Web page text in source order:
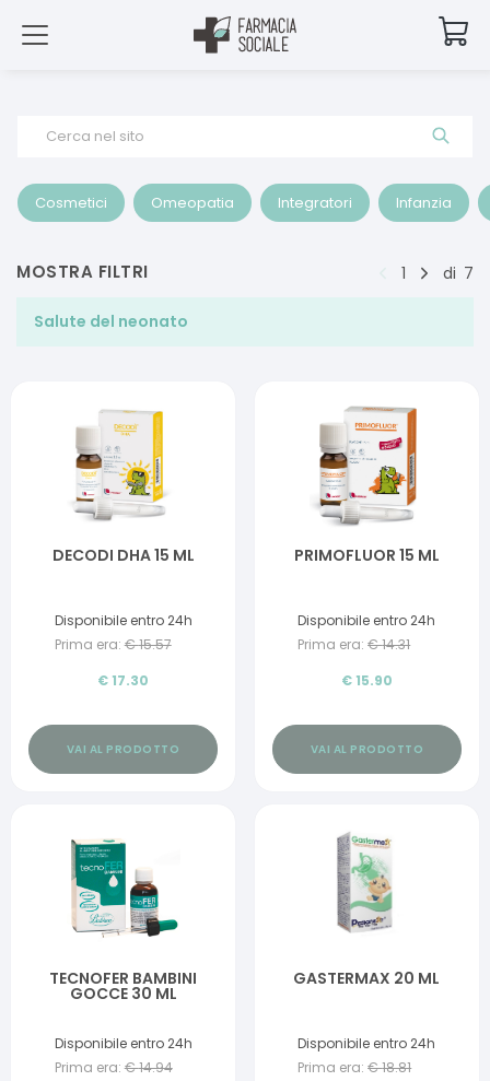
Cerca nel sito
Cosmetici Omeopatia Integratori Infanzia
MOSTRA FILTRI 1 di 7
Salute del neonato
DECODI DHA 15 ML
Disponibile entro 24h
Prima era: €15.57
€ 17.30
VAI AL PRODOTTO
PRIMOFLUOR 15 ML
Disponibile entro 24h
Prima era: €14.31
€ 15.90
VAI AL PRODOTTO
TECNOFER BAMBINI
GOCCE 30 ML
Disponibile entro 24h
Prima era: €14.94
GASTERMAX 20 ML
Disponibile entro 24h
Prima era: €18.81